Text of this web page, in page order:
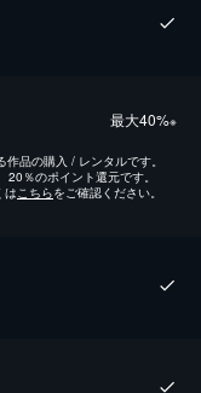
最⼤40%※
品の購入 / レンタルです。
％のポイント還元です。
は こちらをご確認ください。